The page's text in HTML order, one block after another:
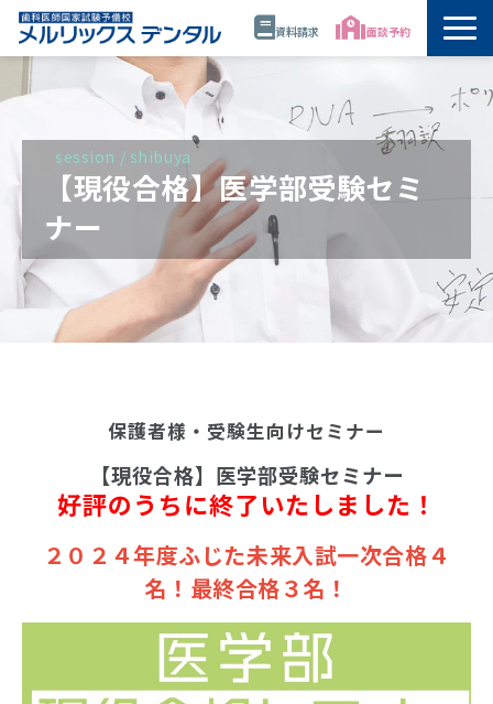
資料請求 面談予約
トップ
公開講座・模試・セミナー
年間スケジュール
講師
校舎情報
session / shibuya
【現役合格】医学部受験セミ
ナー
保護者様・受験生向けセミナー
【現役合格】医学部受験セミナー
好評のうちに終了いたしました！
２０２４年度ふじた未来入試一次合格４
名！最終合格３名！